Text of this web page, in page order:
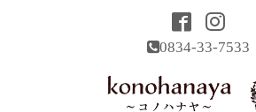
0834-33-7533